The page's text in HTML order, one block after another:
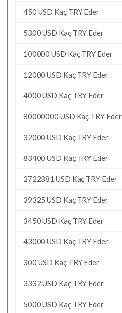
450 USD Kaç TRY Eder
5300 USD Kaç TRY Eder
100000 USD Kaç TRY Eder
12000 USD Kaç TRY Eder
4000 USD Kaç TRY Eder
80000000 USD Kaç TRY Eder
32000 USD Kaç TRY Eder
83400 USD Kaç TRY Eder
2722381 USD Kaç TRY Eder
39325 USD Kaç TRY Eder
3450 USD Kaç TRY Eder
43000 USD Kaç TRY Eder
300 USD Kaç TRY Eder
3332 USD Kaç TRY Eder
5000 USD Kaç TRY Eder